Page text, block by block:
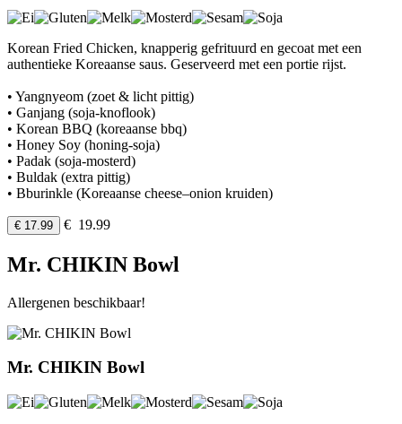
Korean Fried Chicken, knapperig gefrituurd en gecoat met een
authentieke Koreaanse saus. Geserveerd met een portie rijst.
• Yangnyeom (zoet & licht pittig)
• Ganjang (soja-knoflook)
• Korean BBQ (koreaanse bbq)
• Honey Soy (honing-soja)
• Padak (soja-mosterd)
• Buldak (extra pittig)
• Bburinkle (Koreaanse cheese–onion kruiden)
€ 17.99 € 19.99
Mr. CHIKIN Bowl
Allergenen beschikbaar!
Mr. CHIKIN Bowl